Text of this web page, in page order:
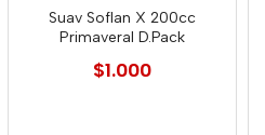
Suav Soflan X 200cc
Primaveral D.Pack
$1.000